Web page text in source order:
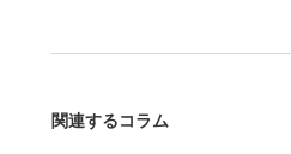
関連するコラム